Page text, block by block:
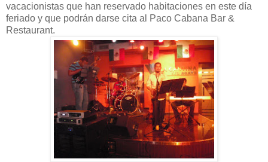
vacacionistas que han reservado habitaciones en este día
feriado y que podrán darse cita al Paco Cabana Bar &
Restaurant.